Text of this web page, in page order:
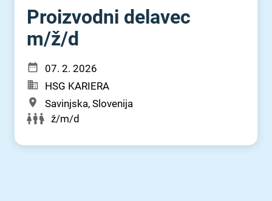
Proizvodni delavec
m⁠/⁠ž⁠/⁠d
07. 2. 2026
HSG KARIERA
Savinjska, Slovenija
ž/m/d